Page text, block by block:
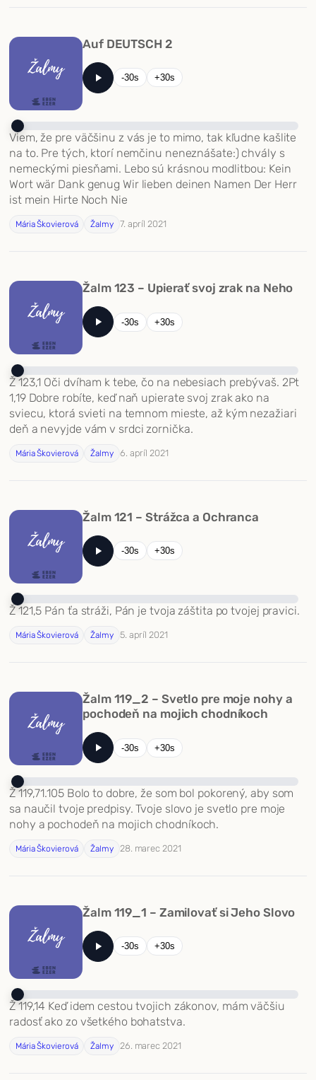
Auf DEUTSCH 2
-30s +30s
Viem, že pre väčšinu z vás je to mimo, tak kľudne kašlite
na to. Pre tých, ktorí nemčinu neneznášate:) chvály s
nemeckými piesňami. Lebo sú krásnou modlitbou: Kein
Wort wär Dank genug Wir lieben deinen Namen Der Herr
ist mein Hirte Noch Nie
Mária Škovierová Žalmy 7. apríl 2021
Žalm 123 – Upierať svoj zrak na Neho
-30s +30s
Ž 123,1 Oči dvíham k tebe, čo na nebesiach prebývaš. 2Pt
1,19 Dobre robíte, keď naň upierate svoj zrak ako na
sviecu, ktorá svieti na temnom mieste, až kým nezažiari
deň a nevyjde vám v srdci zornička.
Mária Škovierová Žalmy 6. apríl 2021
Žalm 121 – Strážca a Ochranca
-30s +30s
Ž 121,5 Pán ťa stráži, Pán je tvoja záštita po tvojej pravici.
Mária Škovierová Žalmy 5. apríl 2021
Žalm 119_2 – Svetlo pre moje nohy a
pochodeň na mojich chodníkoch
-30s +30s
Ž 119,71.105 Bolo to dobre, že som bol pokorený, aby som
sa naučil tvoje predpisy. Tvoje slovo je svetlo pre moje
nohy a pochodeň na mojich chodníkoch.
Mária Škovierová Žalmy 28. marec 2021
Žalm 119_1 – Zamilovať si Jeho Slovo
-30s +30s
Ž 119,14 Keď idem cestou tvojich zákonov, mám väčšiu
radosť ako zo všetkého bohatstva.
Mária Škovierová Žalmy 26. marec 2021